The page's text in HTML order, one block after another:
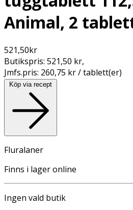
Animal, 2
521,50kr
Butikspris: 521,50 kr,
Jmfs.pris: 260,75 kr / tablett(er)
Köp via recept
Fluralaner
Finns i lager online
Ingen vald butik